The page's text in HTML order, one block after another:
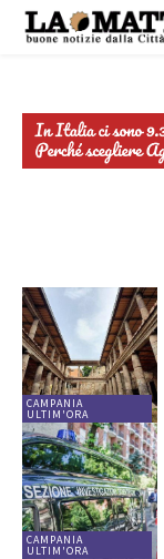
CAMPANIA
ULTIM'ORA
CAMPANIA
ULTIM'ORA